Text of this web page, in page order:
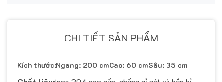
CHI TIẾT SẢN PHẨM
Kích thước:Ngang: 200 cmCao: 60 cmSâu: 35 cm